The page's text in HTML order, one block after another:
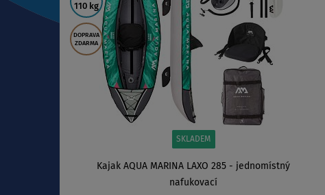
110 kg
DOPRAVA
ZDARMA
SKLADEM
Kajak AQUA MARINA LAXO 285 - jednomístný
nafukovací